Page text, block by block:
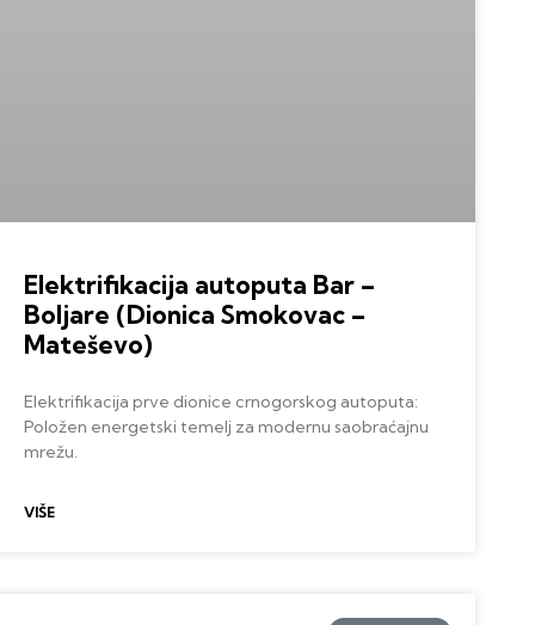
Elektrifikacija autoputa Bar –
Boljare (Dionica Smokovac –
Mateševo)
Elektrifikacija prve dionice crnogorskog autoputa:
Položen energetski temelj za modernu saobraćajnu
mrežu.
VIŠE